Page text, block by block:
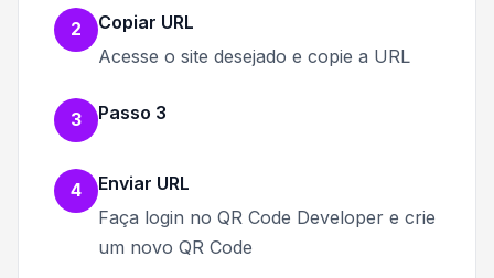
2
Copiar URL
Acesse o site desejado e copie a URL
3 Passo 3
4
Enviar URL
Faça login no QR Code Developer e crie
um novo QR Code